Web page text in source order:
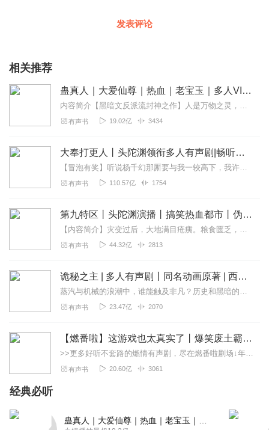
这首词构思巧妙，下片首句与上片末句顶针，下片末句与上
望月怀远
唐 张九龄
海上生明月，天涯共此时。
灭烛怜光满，披衣觉露滋。
简介：
《望月怀远》是唐代诗人张九龄的作品。此诗是望月怀思的
名篇。《望月怀远》是一首月夜怀念远人的诗，是作者在离乡时，
宋
月满光尤好，秋殷气更清。
频年苦阴雨，此夜独清明。
后阁罗甥妹，前堂合弟兄。
简介：
《熙宁四年中秋》是宋代诗人孔平仲创作的一首诗。八月十
五日在宋朝被正式官定为中秋节，宋朝的中秋节，更注重亲人团聚
的内涵。和唐朝人以赏月为主的过节方式不同，在宋朝，大家邀约
在一起喝酒吃饭，月亮成为最美的背景。
月夜
今夜鄜州月，闺中只独看。
香雾云鬟湿，清辉玉臂寒。
简介：
《月夜》是唐代诗人杜甫创作的一首五言律诗，是作者被禁
发表评论
相关推荐
蛊真人｜大爱仙尊｜热血｜老宝玉｜多人VIP免费有声剧
内容简介【黑暗文反派流封神之作】人是万物之灵，蛊是天地真精。一个穿越者不断重生的故事。一个养蛊、炼蛊、用蛊的奇特世界。配音组（男角色）老宝玉旁白...
有声书 19.02亿 3434
大奉打更人丨头陀渊领衔多人有声剧|畅听全集|王鹤棣、田曦薇主演影视剧原著|卖报小郎君
【冒泡有奖】听说杨千幻那厮要与我一较高下，我许七安要开始装叉了！快进入声音播放页戳下方输入框，冒个泡偷偷告诉我，我要用哪些诗词才能胜过他？说得好的，有赏！202...
有声书 110.57亿 1754
第九特区丨头陀渊演播丨搞笑热血都市丨伪戒丨VIP免费多人有声剧
【内容简介】灾变过后，大地满目疮痍。粮食匮乏，资源紧俏，局势混乱……一位从待规划区杀出来的青年，背对着漫天黄沙，孤身来到九区谋生，却不曾想偶然结识三五好友，一念...
有声书 44.32亿 2813
诡秘之主 | 多人有声剧丨同名动画原著 | 西幻克苏鲁 | 乌贼作品
蒸汽与机械的浪潮中，谁能触及非凡？历史和黑暗的迷雾里，又是谁在耳语？我从诡秘中醒来，睁眼看见这个世界：枪械，大炮，巨舰，飞空艇，差分机；魔药，占卜，诅咒，倒吊人...
有声书 23.47亿 2070
【燃番啦】这游戏也太真实了丨爆笑废土霸榜神作丨紫襟剧社制作
>>更多好听不套路的燃情有声剧，尽在燃番啦剧场↓年度重磅推荐本专辑为VIP免费专辑每天上午10点5集更新，订阅可以听到最新内容哦！每周抽一个专辑五星优质评论送...
有声书 20.60亿 3061
经典必听